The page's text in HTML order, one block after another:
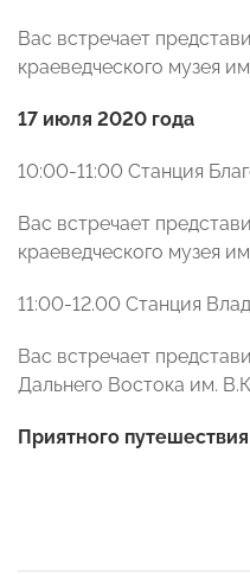
Вас встречает
краеведческого музея
17 июля 2020 года
10:00-11:00 Станция
Вас встречает
краеведческого музея
11:00-12.00 Станция
Вас встречает
Дальнего Востока им.
Приятного